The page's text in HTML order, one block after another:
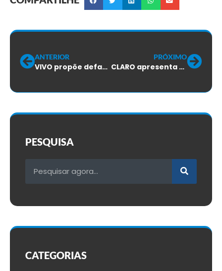
ANTERIOR
VIVO propõe defasagem salarial!
PRÓXIMO
CLARO apresenta proposta final para o Acordo Coletivo. Agora, a decisão está com os trabalhadores!
PESQUISA
CATEGORIAS